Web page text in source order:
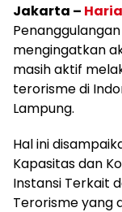
Jakarta –
mengingatkan
masih aktif
terorisme di
Lampung.
Hal ini
Kapasitas dan
Instansi Terkait
Terorisme yang